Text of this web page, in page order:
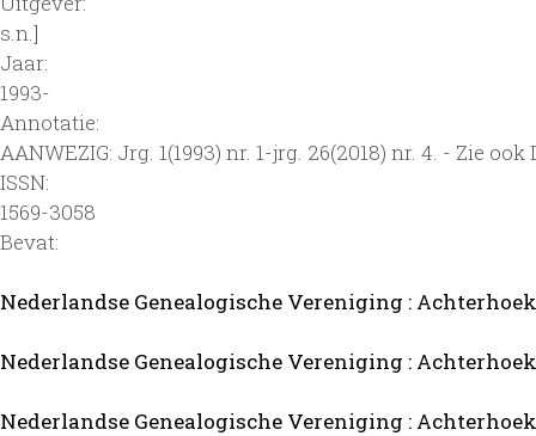
s.n.]
Jaar:
1993-
Annotatie:
AANWEZIG: Jrg. 1(1993) nr. 1-jrg. 26(2018) nr. 4. - Zie ook
ISSN:
1569-3058
Bevat:
Nederlandse Genealogische Vereniging :
Nederlandse Genealogische Vereniging :
Nederlandse Genealogische Vereniging :